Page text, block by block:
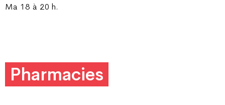
Ma 18 à 20 h.
Pharmacies